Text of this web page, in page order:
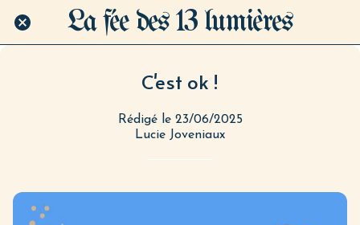
La fée des 13 lumières
C'est ok !
Rédigé le 23/06/2025
Lucie Joveniaux